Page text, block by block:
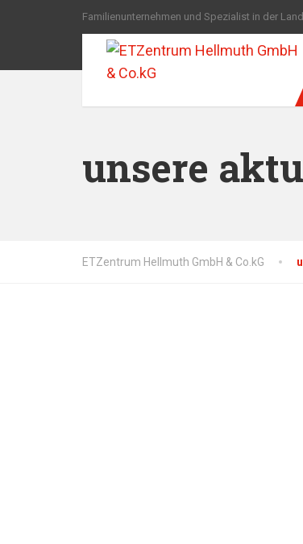
Familienunternehmen und Spezialist in der
unsere
ETZentrum Hellmuth GmbH & Co.kG